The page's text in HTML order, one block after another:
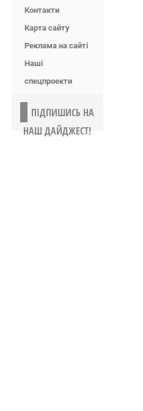
Контакти
Карта сайту
Реклама на сайті
Наші
спецпроекти
ПІДПИШИСЬ НА
НАШ ДАЙДЖЕСТ!